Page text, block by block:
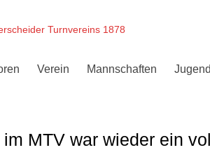
Turnvereins 1878
Verein Mannschaften Jugend
MTV war wieder ein